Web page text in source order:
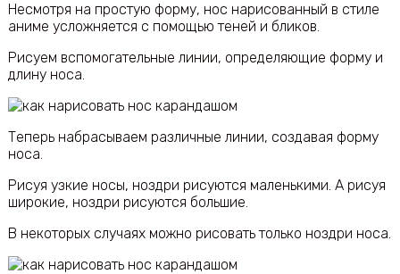
Несмотря на простую форму, нос нарисованный в стиле
аниме усложняется с помощью теней и бликов.
Рисуем вспомогательные линии, определяющие форму и
длину носа.
Теперь набрасываем различные линии, создавая форму
носа.
Рисуя узкие носы, ноздри рисуются маленькими. А рисуя
широкие, ноздри рисуются большие.
В некоторых случаях можно рисовать только ноздри носа.